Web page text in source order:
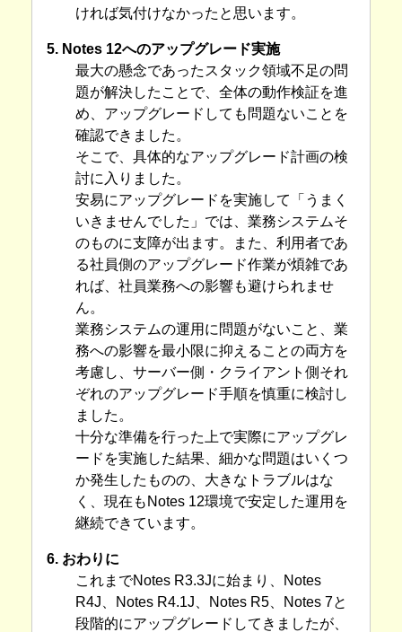
ければ気付けなかったと思います。
5. Notes 12へのアップグレード実施
最大の懸念であったスタック領域不足の問
題が解決したことで、全体の動作検証を進
め、アップグレードしても問題ないことを
確認できました。
そこで、具体的なアップグレード計画の検
討に入りました。
安易にアップグレードを実施して「うまく
いきませんでした」では、業務システムそ
のものに支障が出ます。また、利用者であ
る社員側のアップグレード作業が煩雑であ
れば、社員業務への影響も避けられませ
ん。
業務システムの運用に問題がないこと、業
務への影響を最小限に抑えることの両方を
考慮し、サーバー側・クライアント側それ
ぞれのアップグレード手順を慎重に検討し
ました。
十分な準備を行った上で実際にアップグレ
ードを実施した結果、細かな問題はいくつ
か発生したものの、大きなトラブルはな
く、現在もNotes 12環境で安定した運用を
継続できています。
6. おわりに
これまでNotes R3.3Jに始まり、Notes
R4J、Notes R4.1J、Notes R5、Notes 7と
段階的にアップグレードしてきましたが、